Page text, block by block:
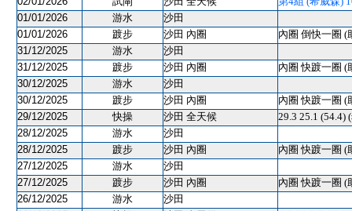
01/01/2026
游水
沙田
01/01/2026
踱步 沙田 內圈
內圈 倒快一圈 (
31/12/2025
游水
沙田
31/12/2025
踱步 沙田 內圈
內圈 快踱一圈 (
30/12/2025
游水
沙田
30/12/2025
踱步 沙田 內圈
內圈 快踱一圈 (
29/12/2025
快操 沙田 全天候
29.3 25.1 (54.4)
28/12/2025
游水
沙田
28/12/2025
踱步 沙田 內圈
內圈 快踱一圈 (
27/12/2025
游水
沙田
27/12/2025
踱步 沙田 內圈
內圈 快踱一圈 (
26/12/2025
游水
沙田